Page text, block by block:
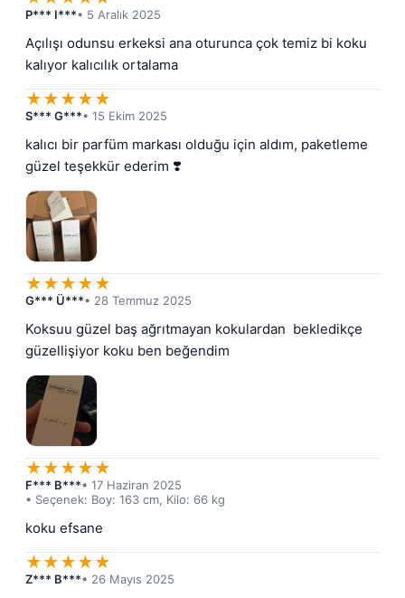
P*** I***• 5 Aralık 2025
Açılışı odunsu erkeksi ana oturunca çok temiz bi koku
kalıyor kalıcılık ortalama
★★★★★
S*** G***• 15 Ekim 2025
kalıcı bir parfüm markası olduğu için aldım, paketleme
güzel teşekkür ederim ❣️
★★★★★
G*** Ü***• 28 Temmuz 2025
Koksuu güzel baş ağrıtmayan kokulardan  bekledikçe
güzellişiyor koku ben beğendim
★★★★★
F*** B***• 17 Haziran 2025
• Seçenek: Boy: 163 cm, Kilo: 66 kg
koku efsane
★★★★★
Z*** B***• 26 Mayıs 2025